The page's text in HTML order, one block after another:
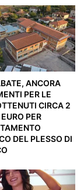
ANCORA
PER LE
CIRCA 2
PER
DEL PLESSO DI